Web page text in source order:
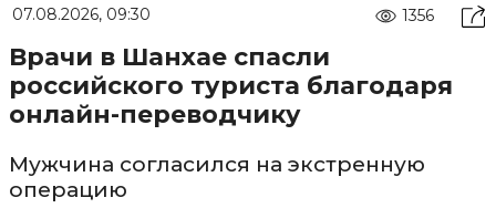
07.08.2026, 09:30 1356
Врачи в Шанхае спасли
российского туриста благодаря
онлайн-переводчику
Мужчина согласился на экстренную
операцию